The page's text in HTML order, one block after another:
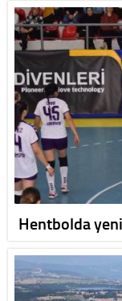
Hentbolda